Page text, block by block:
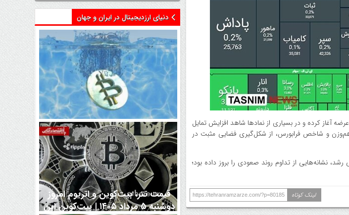
آغاز کرده و در بسیاری از نمادها شاهد افزایش تمایل
و شاخص فرابورس، از شکل‌گیری فضایی مثبت در
نشانه‌هایی از تداوم روند صعودی را بروز داده بود؛
لینک کوتاه https://tehranramzarze.com/?p=80185
دنیای ارزدیجیتال در ایران و جهان
اتفاق تاریخی در بازار رمزارزها /
بیت‌کوین سبز شد
قیمت تتر، بیت‌کوین و اتریوم امروز
دوشنبه ۵ مرداد ۱۴۰۵ | بیت‌کوین این